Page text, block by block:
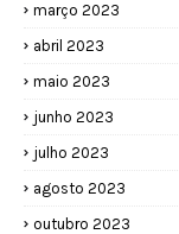
março 2023
abril 2023
maio 2023
junho 2023
julho 2023
agosto 2023
outubro 2023